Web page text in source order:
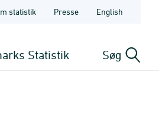
statistik Presse English
Statistik Søg